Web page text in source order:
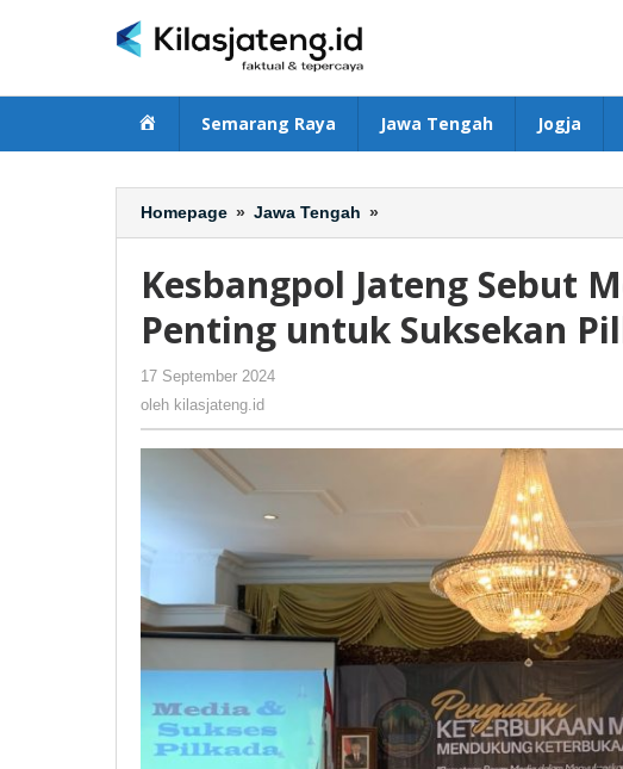
BerandaSemarang Raya Jawa Tengah Jogja
Homepage » Jawa Tengah »
Jateng
Media
Peranan
Kesbangpol Jateng Sebut
Penting untuk Suksekan
17 September 2024
oleh kilasjateng.id